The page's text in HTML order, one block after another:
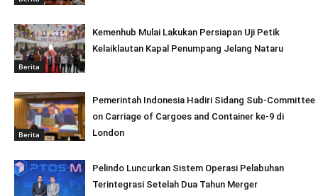
Berita
Kemenhub Mulai Lakukan Persiapan Uji Petik
Kelaiklautan Kapal Penumpang Jelang Nataru
Berita
Pemerintah Indonesia Hadiri Sidang Sub-Committee
on Carriage of Cargoes and Container ke-9 di
London
Pelindo Luncurkan Sistem Operasi Pelabuhan
Terintegrasi Setelah Dua Tahun Merger